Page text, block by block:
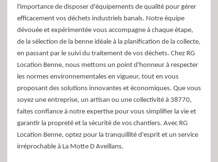
l'importance de disposer d'équipements de qualité pour gérer
efficacement vos déchets industriels banals. Notre équipe
dévouée et expérimentée vous accompagne à chaque étape,
de la sélection de la benne idéale à la planification de la collecte,
en passant par le suivi du traitement de vos déchets. Chez RG
Location Benne, nous mettons un point d'honneur à respecter
les normes environnementales en vigueur, tout en vous
proposant des solutions innovantes et économiques. Que vous
soyez une entreprise, un artisan ou une collectivité à 38770,
faites confiance à notre expertise pour vous simplifier la vie et
garantir la propreté et la sécurité de vos chantiers. Avec RG
Location Benne, optez pour la tranquillité d'esprit et un service
irréprochable à La Motte D Aveillans.